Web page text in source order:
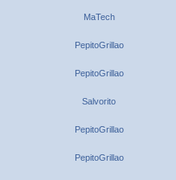
MaTech
PepitoGrillao
PepitoGrillao
Salvorito
PepitoGrillao
PepitoGrillao